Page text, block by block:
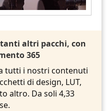
altri pacchi, con
365
tutti i nostri contenuti
di design, LUT,
altro. Da soli 4,33